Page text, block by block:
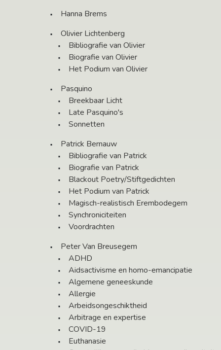
Hanna Brems
Olivier Lichtenberg
Bibliografie van Olivier
Biografie van Olivier
Het Podium van Olivier
Pasquino
Breekbaar Licht
Late Pasquino's
Sonnetten
Patrick Bernauw
Bibliografie van Patrick
Biografie van Patrick
Blackout Poetry/Stiftgedichten
Het Podium van Patrick
Magisch-realistisch Erembodegem
Synchroniciteiten
Voordrachten
Peter Van Breusegem
ADHD
Aidsactivisme en homo-emancipatie
Algemene geneeskunde
Allergie
Arbeidsongeschiktheid
Arbitrage en expertise
COVID-19
Euthanasie